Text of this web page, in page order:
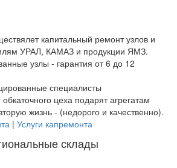
капитальный ремонт узлов и
УРАЛ, КАМАЗ и продукции ЯМЗ.
узлы - гарантия от 6 до 12
специалисты
цеха подарят агрегатам
жизнь - (недорого и качественно).
| Услуги капремонта
склады